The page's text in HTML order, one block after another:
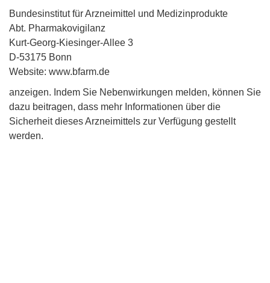
Bundesinstitut für Arzneimittel und Medizinprodukte
Abt. Pharmakovigilanz
Kurt-Georg-Kiesinger-Allee 3
D-53175 Bonn
Website: www.bfarm.de
anzeigen. Indem Sie Nebenwirkungen melden, können Sie
dazu beitragen, dass mehr Informationen über die
Sicherheit dieses Arzneimittels zur Verfügung gestellt
werden.